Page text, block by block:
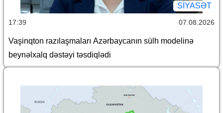
SİYASƏT
17:39 07.08.2026
Vaşinqton razılaşmaları Azərbaycanın sülh modelinə
beynəlxalq dəstəyi təsdiqlədi